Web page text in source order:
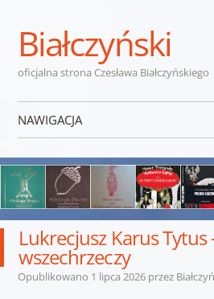
Białczyński
oficjalna strona Czesława Białczyńskiego
NAWIGACJA
Lukrecjusz Karus
wszechrzeczy
Opublikowano 1 lipca 2026przez